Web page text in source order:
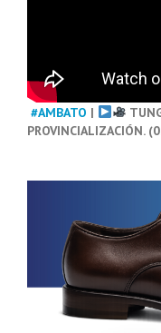
#AMBATO |
PROVINCIALIZACIÓN.